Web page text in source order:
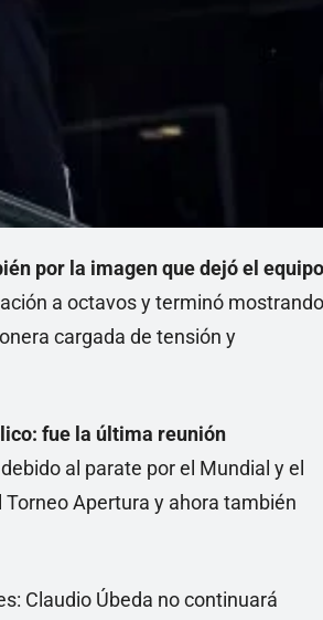
por la imagen que dejó el equipo
a octavos y terminó mostrando
cargada de tensión y
fue la última reunión
al parate por el Mundial y el
Apertura y ahora también
Claudio Úbeda no continuará